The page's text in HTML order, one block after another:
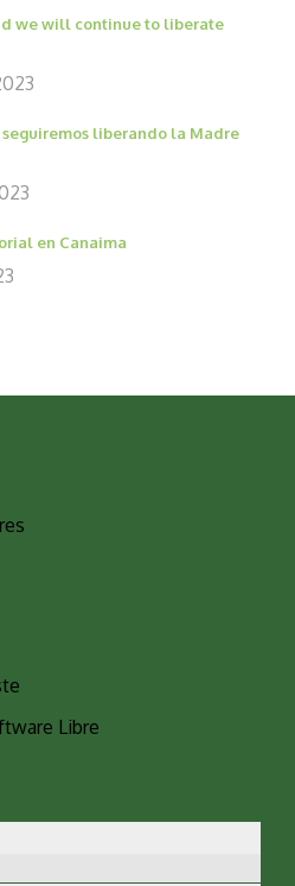
we will continue to liberate
seguiremos liberando la Madre
en Canaima
Libre